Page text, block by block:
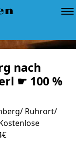
nach
☛ 100 %
Ruhrort/